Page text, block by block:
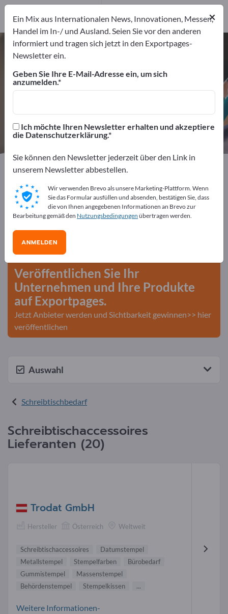
Schreibtischaccessoires –
Anbieter Hersteller
1
Hersteller19
Distributoren
1
Exportpages Bürobedarf
Schreibtischbedarf
Kostenlos inserieren auf
Exportpages!
Bedarfe – Angebote – Gebrauchtwaren –
Veröffentlichen Sie Ihr
Unternehmen und Ihre Produkte
auf Exportpages.
Jetzt Anbieter werden und Sichtbarkeit gewinnen>> hier
veröffentlichen
Auswahl
Schreibtischbedarf
Schreibtischaccessoires
Lieferanten (20)
Trodat GmbH
Hersteller Österreich Weltweit
Schreibtischaccessoires
Datumstempel
Metallstempel
Stempelfarben
Bürobedarf
Gummistempel
Massenstempel
Behördenstempel
Stempelkissen ...
Weitere Informationen-
×
Ein Mix aus Internationalen News, Innovationen, Messen,
Handel im In-/ und Ausland. Seien Sie vor den anderen
informiert und tragen sich jetzt in den Exportpages-
Newsletter ein.
Geben Sie Ihre E-Mail-Adresse ein, um sich
anzumelden.
Ich möchte Ihren Newsletter erhalten und akzeptiere
die Datenschutzerklärung.
Sie können den Newsletter jederzeit über den Link in
unserem Newsletter abbestellen.
Wir verwenden Brevo als unsere Marketing-Plattform. Wenn
Sie das Formular ausfüllen und absenden, bestätigen Sie, dass
die von Ihnen angegebenen Informationen an Brevo zur
Bearbeitung gemäß den Nutzungsbedingungen übertragen werden.
ANMELDEN